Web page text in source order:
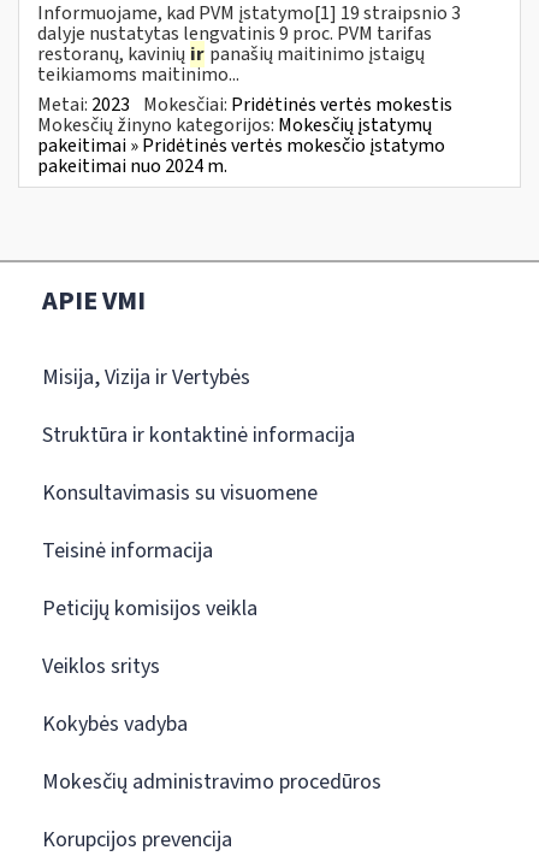
Informuojame, kad PVM įstatymo[1] 19 straipsnio 3
dalyje nustatytas lengvatinis 9 proc. PVM tarifas
restoranų, kavinių ir panašių maitinimo įstaigų
teikiamoms maitinimo...
Metai: 2023 Mokesčiai: Pridėtinės vertės mokestis
Mokesčių žinyno kategorijos: Mokesčių įstatymų
pakeitimai » Pridėtinės vertės mokesčio įstatymo
pakeitimai nuo 2024 m.
APIE VMI
Misija, Vizija ir Vertybės
Struktūra ir kontaktinė informacija
Konsultavimasis su visuomene
Teisinė informacija
Peticijų komisijos veikla
Veiklos sritys
Kokybės vadyba
Mokesčių administravimo procedūros
Korupcijos prevencija